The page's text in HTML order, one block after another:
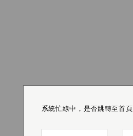
系統忙線中，是否跳轉至首頁
系統忙線中，是否跳轉至首頁
系統忙線中，是否跳轉至首頁
系統忙線中，是否跳轉至首頁
系統忙線中，是否跳轉至首頁